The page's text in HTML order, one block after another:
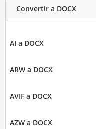
Convertir a DOCX
AI a DOCX
ARW a DOCX
AVIF a DOCX
AZW a DOCX